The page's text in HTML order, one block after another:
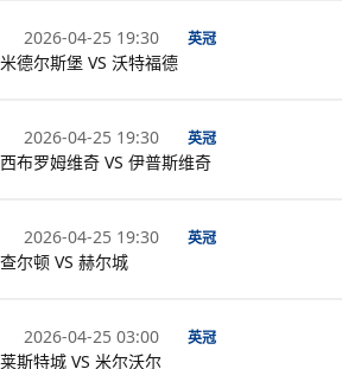
2026-04-25 19:30 英冠
米德尔斯堡 VS 沃特福德
2026-04-25 19:30 英冠
西布罗姆维奇 VS 伊普斯维奇
2026-04-25 19:30 英冠
查尔顿 VS 赫尔城
2026-04-25 03:00 英冠
莱斯特城 VS 米尔沃尔